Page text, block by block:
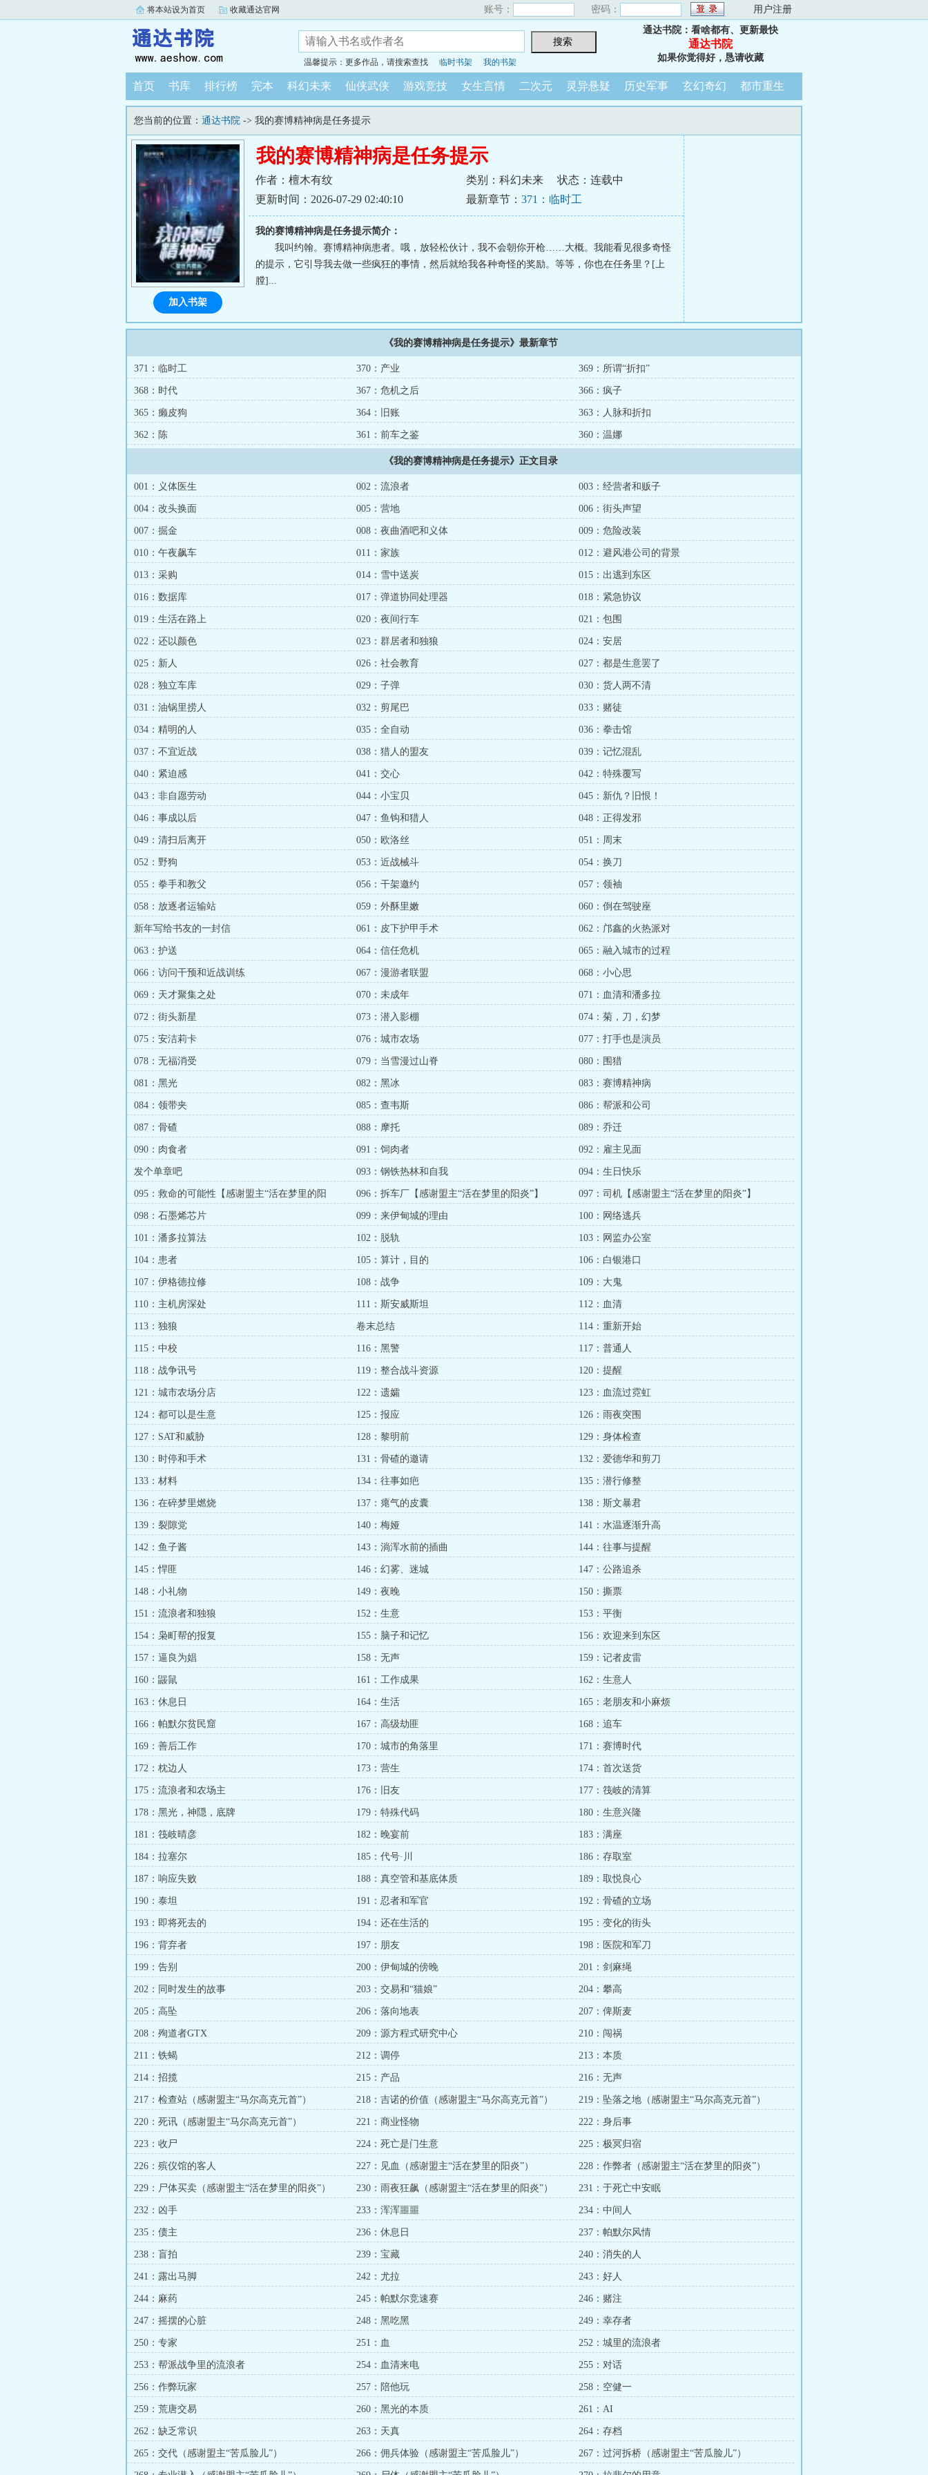
将本站设为首页 收藏通达官网 账号： 密码： 用户注册
温馨提示：更多作品，请搜索查找 临时书架 我的书架
通达书院：看啥都有、更新最快
通达书院
如果你觉得好，恳请收藏
首页 书库 排行榜 完本 科幻未来 仙侠武侠 游戏竞技 女生言情 二次元 灵异悬疑 历史军事 玄幻奇幻 都市重生
您当前的位置： 通达书院 -> 我的赛博精神病是任务提示
我的赛博精神病是任务提示
作者：檀木有纹 类别：科幻未来
状态：连载中
更新时间：2026-07-29 02:40:10
最新章节： 371：临时工
我的赛博精神病是任务提示简介：
我叫约翰。赛博精神病患者。哦，放轻松伙计，我不会朝你开枪……大概。我能看见很多奇怪
的提示，它引导我去做一些疯狂的事情，然后就给我各种奇怪的奖励。等等，你也在任务里？[上
膛]...
加入书架
《我的赛博精神病是任务提示》最新章节
371：临时工 370：产业 369：所谓“折扣”
368：时代 367：危机之后 366：疯子
365：癞皮狗 364：旧账 363：人脉和折扣
362：陈 361：前车之鉴 360：温娜
《我的赛博精神病是任务提示》正文目录
001：义体医生 002：流浪者 003：经营者和贩子
004：改头换面 005：营地 006：街头声望
007：掘金 008：夜曲酒吧和义体 009：危险改装
010：午夜飙车 011：家族 012：避风港公司的背景
013：采购 014：雪中送炭 015：出逃到东区
016：数据库 017：弹道协同处理器 018：紧急协议
019：生活在路上 020：夜间行车 021：包围
022：还以颜色 023：群居者和独狼 024：安居
025：新人 026：社会教育 027：都是生意罢了
028：独立车库 029：子弹 030：货人两不清
031：油锅里捞人 032：剪尾巴 033：赌徒
034：精明的人 035：全自动 036：拳击馆
037：不宜近战 038：猎人的盟友 039：记忆混乱
040：紧迫感 041：交心 042：特殊覆写
043：非自愿劳动 044：小宝贝 045：新仇？旧恨！
046：事成以后 047：鱼钩和猎人 048：正得发邪
049：清扫后离开 050：欧洛丝 051：周末
052：野狗 053：近战械斗 054：换刀
055：拳手和教父 056：干架邀约 057：领袖
058：放逐者运输站 059：外酥里嫩 060：倒在驾驶座
新年写给书友的一封信 061：皮下护甲手术 062：邝鑫的火热派对
063：护送 064：信任危机 065：融入城市的过程
066：访问干预和近战训练 067：漫游者联盟 068：小心思
069：天才聚集之处 070：未成年 071：血清和潘多拉
072：街头新星 073：潜入影棚 074：菊，刀，幻梦
075：安洁莉卡 076：城市农场 077：打手也是演员
078：无福消受 079：当雪漫过山脊 080：围猎
081：黑光 082：黑冰 083：赛博精神病
084：领带夹 085：查韦斯 086：帮派和公司
087：骨碴 088：摩托 089：乔迁
090：肉食者 091：饲肉者 092：雇主见面
发个单章吧 093：钢铁热林和自我 094：生日快乐
095：救命的可能性【感谢盟主“活在梦里的阳
炎”】
096：拆车厂【感谢盟主“活在梦里的阳炎”】 097：司机【感谢盟主“活在梦里的阳炎”】
098：石墨烯芯片 099：来伊甸城的理由 100：网络逃兵
101：潘多拉算法 102：脱轨 103：网监办公室
104：患者 105：算计，目的 106：白银港口
107：伊格德拉修 108：战争 109：大鬼
110：主机房深处 111：斯安威斯坦 112：血清
113：独狼 卷末总结 114：重新开始
115：中校 116：黑警 117：普通人
118：战争讯号 119：整合战斗资源 120：提醒
121：城市农场分店 122：遗孀 123：血流过霓虹
124：都可以是生意 125：报应 126：雨夜突围
127：SAT和威胁 128：黎明前 129：身体检查
130：时停和手术 131：骨碴的邀请 132：爱德华和剪刀
133：材料 134：往事如疤 135：潜行修整
136：在碎梦里燃烧 137：瘪气的皮囊 138：斯文暴君
139：裂隙党 140：梅娅 141：水温逐渐升高
142：鱼子酱 143：淌浑水前的插曲 144：往事与提醒
145：悍匪 146：幻雾、迷城 147：公路追杀
148：小礼物 149：夜晚 150：撕票
151：流浪者和独狼 152：生意 153：平衡
154：枭町帮的报复 155：脑子和记忆 156：欢迎来到东区
157：逼良为娼 158：无声 159：记者皮雷
160：鼹鼠 161：工作成果 162：生意人
163：休息日 164：生活 165：老朋友和小麻烦
166：帕默尔贫民窟 167：高级劫匪 168：追车
169：善后工作 170：城市的角落里 171：赛博时代
172：枕边人 173：营生 174：首次送货
175：流浪者和农场主 176：旧友 177：筏岐的清算
178：黑光，神隠，底牌 179：特殊代码 180：生意兴隆
181：筏岐晴彦 182：晚宴前 183：满座
184：拉塞尔 185：代号·川 186：存取室
187：响应失败 188：真空管和基底体质 189：取悦良心
190：泰坦 191：忍者和军官 192：骨碴的立场
193：即将死去的 194：还在生活的 195：变化的街头
196：背弃者 197：朋友 198：医院和军刀
199：告别 200：伊甸城的傍晚 201：剑麻绳
202：同时发生的故事 203：交易和“猫娘” 204：攀高
205：高坠 206：落向地表 207：俾斯麦
208：殉道者GTX 209：源方程式研究中心 210：闯祸
211：铁蝎 212：调停 213：本质
214：招揽 215：产品 216：无声
217：检查站（感谢盟主“马尔高克元首”） 218：吉诺的价值（感谢盟主“马尔高克元首”） 219：坠落之地（感谢盟主“马尔高克元首”）
220：死讯（感谢盟主“马尔高克元首”） 221：商业怪物 222：身后事
223：收尸 224：死亡是门生意 225：极冥归宿
226：殡仪馆的客人 227：见血（感谢盟主“活在梦里的阳炎”） 228：作弊者（感谢盟主“活在梦里的阳炎”）
229：尸体买卖（感谢盟主“活在梦里的阳炎”） 230：雨夜狂飙（感谢盟主“活在梦里的阳炎”） 231：于死亡中安眠
232：凶手 233：浑浑噩噩 234：中间人
235：债主 236：休息日 237：帕默尔风情
238：盲拍 239：宝藏 240：消失的人
241：露出马脚 242：尤拉 243：好人
244：麻药 245：帕默尔竞速赛 246：赌注
247：摇摆的心脏 248：黑吃黑 249：幸存者
250：专家 251：血 252：城里的流浪者
253：帮派战争里的流浪者 254：血清来电 255：对话
256：作弊玩家 257：陪他玩 258：空健一
259：荒唐交易 260：黑光的本质 261：AI
262：缺乏常识 263：天真 264：存档
265：交代（感谢盟主“苦瓜脸儿”） 266：佣兵体验（感谢盟主“苦瓜脸儿”） 267：过河拆桥（感谢盟主“苦瓜脸儿”）